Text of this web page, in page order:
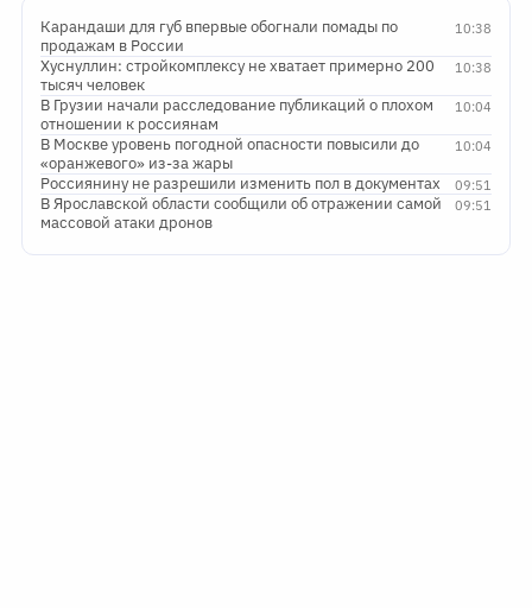
10:38
Карандаши для губ впервые обогнали помады по
продажам в России
10:38
Хуснуллин: стройкомплексу не хватает примерно 200
тысяч человек
10:04
В Грузии начали расследование публикаций о плохом
отношении к россиянам
10:04
В Москве уровень погодной опасности повысили до
«оранжевого» из-за жары
09:51
Россиянину не разрешили изменить пол в документах
09:51
В Ярославской области сообщили об отражении самой
массовой атаки дронов